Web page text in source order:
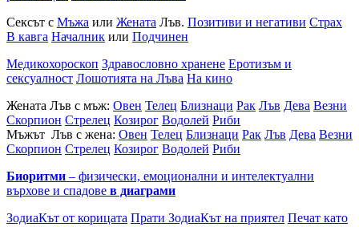
Сексът с Мъжа или Жената Лъв. Позитиви и негативи Страх
В кавга Началник или Подчинен
Медикохороскоп Здравословно хранене Еротизъм и
сексуалност Лошотията на Лъва На кино
Жената Лъв с мъж: Овен Телец Близнаци Рак Лъв Дева Везни
Скорпион Стрелец Козирог Водолей Риби
Мъжът Лъв с жена: Овен Телец Близнаци Рак Лъв Дева Везни
Скорпион Стрелец Козирог Водолей Риби
Биоритми – физически, емоционални и интелектуални
върхове и спадове в диаграми
ЗодиаКът от корицата Прати ЗодиаКът на приятел Печат като